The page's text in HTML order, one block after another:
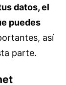
datos, el
puedes
así
parte.